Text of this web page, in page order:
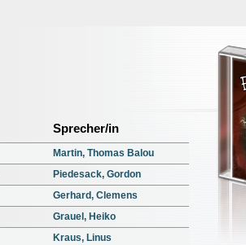
Sprecher/in
Martin, Thomas Balou
Piedesack, Gordon
Gerhard, Clemens
Grauel, Heiko
Kraus, Linus